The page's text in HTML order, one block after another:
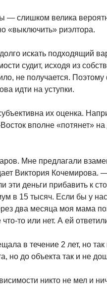
слишком велика
«выключить» риэлтора.
искать
судит, исходя из
не получается.
идти на уступки.
их оценка.
вполне «потянет»
Мне предлагали
Виктория
эти деньги прибавить
в 15 тысяч. Если бы у
два месяца моя мама
то или нет. А ей
в течение 2 лет, но
но до объекта так и не
никто не мел и